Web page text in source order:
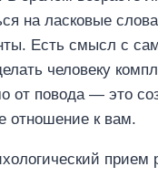
на ласковые
Есть смысл с
человеку
от повода — это
отношение к вам.